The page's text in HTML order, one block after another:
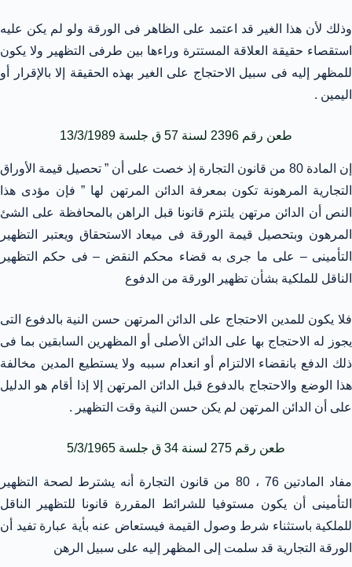
وذلك لأن هذا الغير قد اعتمد على الظاهر فى الورقة ولو لم يكن عليه
استقصاء حقيقة العلاقة المستترة وراءها بين طرفى التظهير ولا يكون
للمظهر إليه فى سبيل الاحتجاج على الغير بهذه الحقيقة إلا بالإقرار أو
اليمين .
طعن رقم 2396 لسنة 57 ق جلسة 13/3/1989
إن المادة 80 من قانون التجارة إذ خصت على أن ” تحصيل قيمة الأوراق
التجارية المرهونة تكون بمعرفة الدائن المرتهن لها ” فإن مؤدى هذا
النص أن الدائن مرتهن يلتزم قانونا قبل الراهن بالمحافظة على الشئ
المرهون وبتحصيل قيمة الورقة فى ميعاد الاستحقاق ويعتبر التظهير
التأمينى – على ما جرى به قضاء محكم النقض – فى حكم التظهير
الناقل للملكية بشأن تظهير الورقة من الدفوع
فلا يكون للمدين الاحتجاج على الدائن المرتهن حسن النية بالدفوع التى
يجوز له الاحتجاج بها على الدائن الأصلى أو المظهرين السابقين بما فى
ذلك الدفع بانقضاء الالتزام أو انعدام سببه ولا يستطيع المدين مخالفة
هذا الوضع والاحتجاج بالدفوع قبل الدائن المرتهن إلا إذا أقام هو الدليل
على أن الدائن المرتهن لم يكن حسن النية وقت التظهير .
طعن رقم 275 لسنة 34 ق جلسة 5/3/1965
مفاد المادتين 76 ، 80 من قانون التجارة أنه يشترط لصحة التظهير
التأمينى أن يكون مستوفيا للشرائط المقررة قانونا للتظهير الناقل
للملكية باستثناء شرط وصول القيمة فيستعاض عنه بأية عبارة تفيد أن
الورقة التجارية قد سلمت إلى المظهر إليه على سبيل الرهن